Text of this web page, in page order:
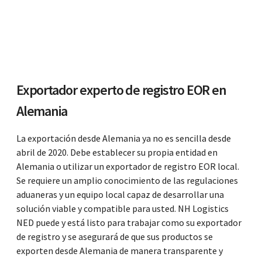
Exportador experto de registro EOR en
Alemania
La exportación desde Alemania ya no es sencilla desde
abril de 2020. Debe establecer su propia entidad en
Alemania o utilizar un exportador de registro EOR local.
Se requiere un amplio conocimiento de las regulaciones
aduaneras y un equipo local capaz de desarrollar una
solución viable y compatible para usted. NH Logistics
NED puede y está listo para trabajar como su exportador
de registro y se asegurará de que sus productos se
exporten desde Alemania de manera transparente y